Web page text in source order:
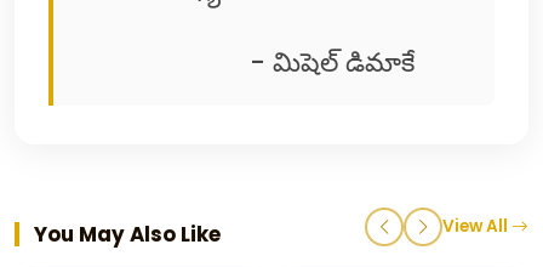
- మిషెల్ డిమాకే
You May Also Like View All